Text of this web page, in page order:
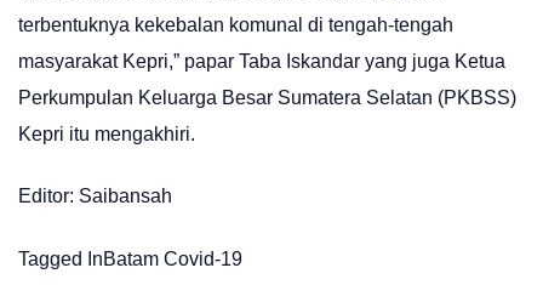
terbentuknya kekebalan komunal di tengah-tengah
masyarakat Kepri,” papar Taba Iskandar yang juga Ketua
Perkumpulan Keluarga Besar Sumatera Selatan (PKBSS)
Kepri itu mengakhiri.
Editor: Saibansah
Tagged InBatam Covid-19